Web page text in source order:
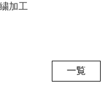
加工
一覧